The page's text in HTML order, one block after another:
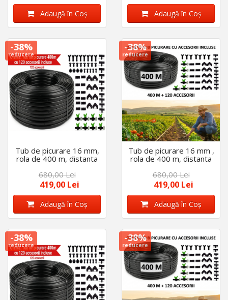
Adaugă în Coş Adaugă în Coş
-38%
reducere
Tub de picurare 16 mm,
rola de 400 m, distanta
L/h cu 120 accesorii
680,00 Lei
419,00 Lei
Adaugă în Coş
-38%
reducere
Tub de picurare 16 mm ,
rola de 400 m, distanta
L/h cu 120 accesorii
680,00 Lei
419,00 Lei
Adaugă în Coş
-38%
reducere
-38%
reducere